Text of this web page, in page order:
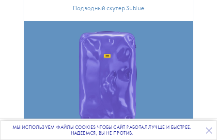
ПОДПИСЫВАЙТЕСЬНА НАШУ ВЕЧЕРНЮЮ РАССЫЛКУ
Подводный скутер Sublue
МЫ ИСПОЛЬЗУЕМ ФАЙЛЫ COOKIES ЧТОБЫ САЙТ РАБОТАЛ ЛУЧШЕ И БЫСТРЕЕ.
НАДЕЕМСЯ, ВЫ НЕ ПРОТИВ.